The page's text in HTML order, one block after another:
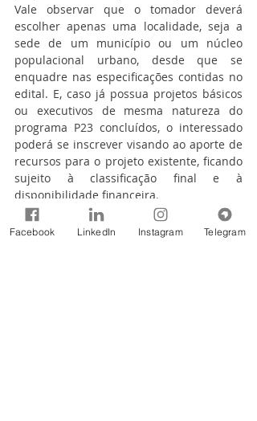
Vale observar que o tomador deverá
escolher apenas uma localidade, seja a
sede de um município ou um núcleo
populacional urbano, desde que se
enquadre nas especificações contidas no
edital. E, caso já possua projetos básicos
ou executivos de mesma natureza do
programa P23 concluídos, o interessado
poderá se inscrever visando ao aporte de
recursos para o projeto existente, ficando
sujeito à classificação final e à
disponibilidade financeira.
Fonte: CBH Doce
Facebook LinkedIn Instagram Telegram